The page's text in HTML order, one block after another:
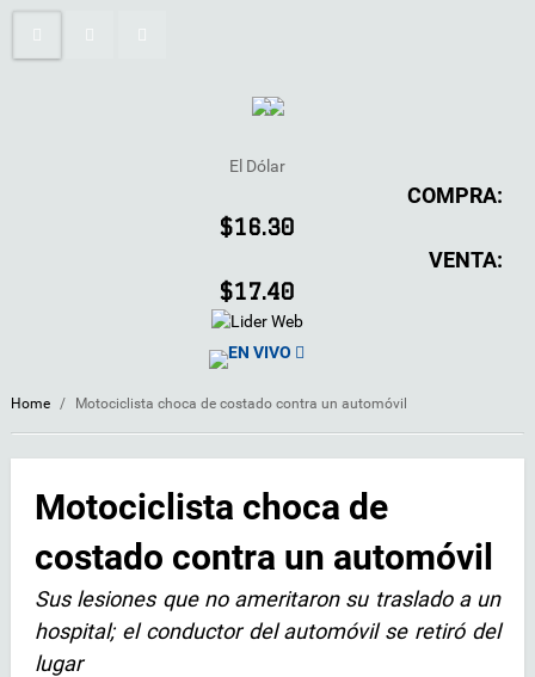
El Dólar
COMPRA:
$16.30
VENTA:
$17.40
EN VIVO
Home / Motociclista choca de costado contra un automóvil
Motociclista choca de
costado contra un automóvil
Sus lesiones que no ameritaron su traslado a un
hospital; el conductor del automóvil se retiró del
lugar